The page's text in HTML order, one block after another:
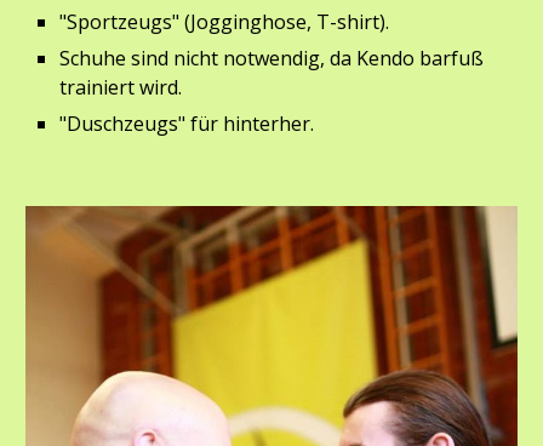
"Sportzeugs" (Jogginghose, T-shirt).
Schuhe sind nicht notwendig, da Kendo barfuß
trainiert wird.
"Duschzeugs" für hinterher.